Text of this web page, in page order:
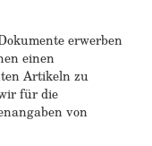
erwerben
einen
Artikeln zu
für die
von